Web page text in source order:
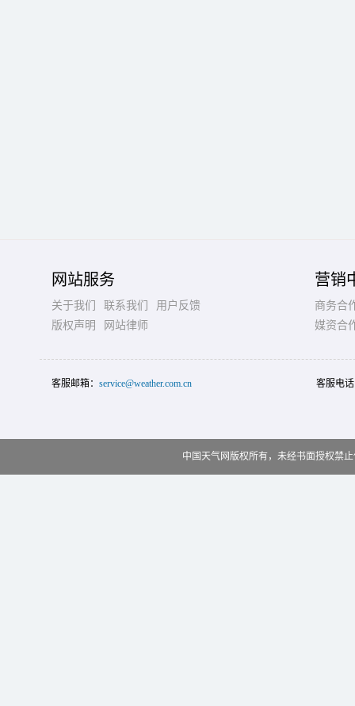
网站服务
关于我们 联系我们
用户反馈
版权声明
网站律师
营销
商务合
媒资合
客服邮箱： service@weather.com.cn 客服电
中国天气网版权所有，未经书面授权